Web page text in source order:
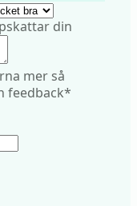
din
mer så
feedback*